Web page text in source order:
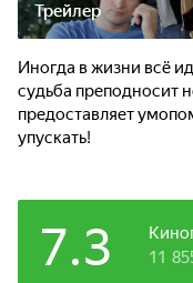
Трейлер
Иногда в жизни всё
судьба преподносит
предоставляет
упускать!
завещание, по
получить 9
весьма непростое
7.3 11